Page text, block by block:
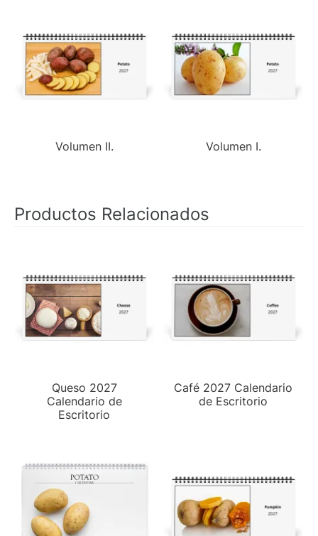
Volumen II. Volumen I.
Productos Relacionados
Queso 2027
Calendario de
Escritorio
Café 2027 Calendario
de Escritorio